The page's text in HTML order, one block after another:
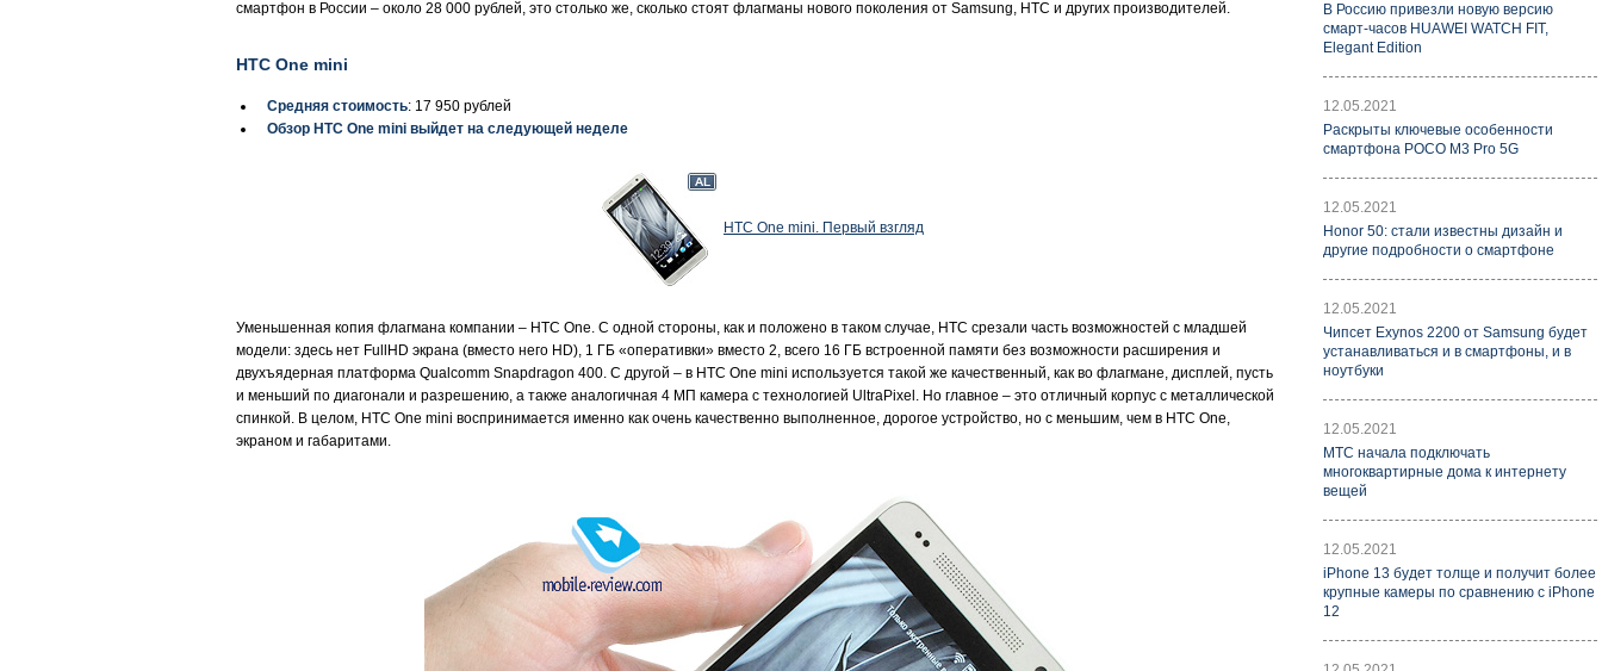
смартфон в России – около 28 000 рублей, это столько же, сколько стоят флагманы нового поколения от Samsung, HTC и других производителей.
HTC One mini
Средняя стоимость: 17 950 рублей
Обзор HTC One mini выйдет на следующей неделе
HTC One mini. Первый взгляд
Уменьшенная копия флагмана компании – HTC One. С одной стороны, как и положено в таком случае, HTC срезали часть возможностей с младшей
модели: здесь нет FullHD экрана (вместо него HD), 1 ГБ «оперативки» вместо 2, всего 16 ГБ встроенной памяти без возможности расширения и
двухъядерная платформа Qualcomm Snapdragon 400. С другой – в HTC One mini используется такой же качественный, как во флагмане, дисплей, пусть
и меньший по диагонали и разрешению, а также аналогичная 4 МП камера с технологией UltraPixel. Но главное – это отличный корпус с металлической
спинкой. В целом, HTC One mini воспринимается именно как очень качественно выполненное, дорогое устройство, но с меньшим, чем в HTC One,
экраном и габаритами.
В Россию привезли новую версию
смарт-часов HUAWEI WATCH FIT,
Elegant Edition
12.05.2021
Раскрыты ключевые особенности
смартфона POCO M3 Pro 5G
12.05.2021
Honor 50: стали известны дизайн и
другие подробности о смартфоне
12.05.2021
Чипсет Exynos 2200 от Samsung будет
устанавливаться и в смартфоны, и в
ноутбуки
12.05.2021
МТС начала подключать
многоквартирные дома к интернету
вещей
12.05.2021
iPhone 13 будет толще и получит более
крупные камеры по сравнению с iPhone
12